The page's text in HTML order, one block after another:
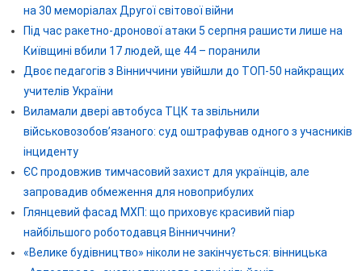
на 30 меморіалах Другої світової війни
Під час ракетно-дронової атаки 5 серпня рашисти лише на
Київщині вбили 17 людей, ще 44 – поранили
Двоє педагогів з Вінниччини увійшли до ТОП-50 найкращих
учителів України
Виламали двері автобуса ТЦК та звільнили
військовозобов’язаного: суд оштрафував одного з учасників
інциденту
ЄС продовжив тимчасовий захист для українців, але
запровадив обмеження для новоприбулих
Глянцевий фасад МХП: що приховує красивий піар
найбільшого роботодавця Вінниччини?
«Велике будівництво» ніколи не закінчується: вінницька